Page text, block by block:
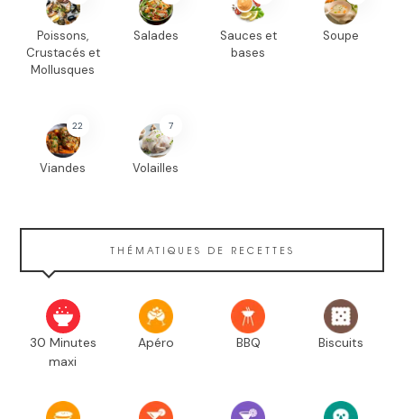
Poissons,
Crustacés et
Mollusques
Salades
Sauces et
bases
Soupe
22
Viandes
7
Volailles
THÉMATIQUES DE RECETTES
30 Minutes
maxi
Apéro BBQ Biscuits